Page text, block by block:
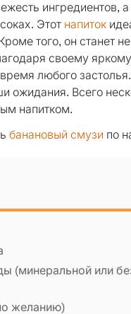
ингредиентов,
Этот напиток
того, он станет
своему
любого
ожидания. Всего
напитком.
банановый смузи по
(минеральной или
желанию)